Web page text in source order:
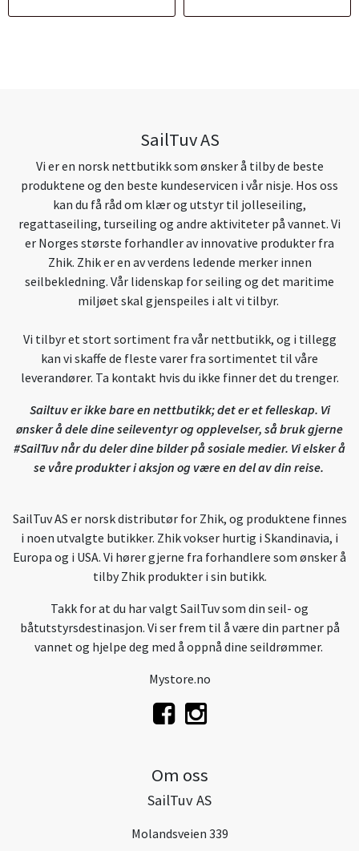
SailTuv AS
Vi er en norsk nettbutikk som ønsker å tilby de beste
produktene og den beste kundeservicen i vår nisje. Hos oss
kan du få råd om klær og utstyr til jolleseiling,
regattaseiling, turseiling og andre aktiviteter på vannet. Vi
er Norges største forhandler av innovative produkter fra
Zhik. Zhik er en av verdens ledende merker innen
seilbekledning. Vår lidenskap for seiling og det maritime
miljøet skal gjenspeiles i alt vi tilbyr.
Vi tilbyr et stort sortiment fra vår nettbutikk, og i tillegg
kan vi skaffe de fleste varer fra sortimentet til våre
leverandører. Ta kontakt hvis du ikke finner det du trenger.
Sailtuv er ikke bare en nettbutikk; det er et felleskap. Vi
ønsker å dele dine seileventyr og opplevelser, så bruk gjerne
#SailTuv når du deler dine bilder på sosiale medier. Vi elsker å
se våre produkter i aksjon og være en del av din reise.
SailTuv AS er norsk distributør for Zhik, og produktene finnes
i noen utvalgte butikker. Zhik vokser hurtig i Skandinavia, i
Europa og i USA. Vi hører gjerne fra forhandlere som ønsker å
tilby Zhik produkter i sin butikk.
Takk for at du har valgt SailTuv som din seil- og
båtutstyrsdestinasjon. Vi ser frem til å være din partner på
vannet og hjelpe deg med å oppnå dine seildrømmer.
Mystore.no
Om oss
SailTuv AS
Molandsveien 339